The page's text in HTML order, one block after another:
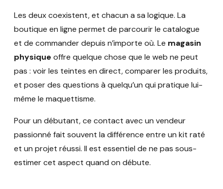
Les deux coexistent, et chacun a sa logique. La
boutique en ligne permet de parcourir le catalogue
et de commander depuis n’importe où. Le magasin
physique offre quelque chose que le web ne peut
pas : voir les teintes en direct, comparer les produits,
et poser des questions à quelqu’un qui pratique lui-
même le maquettisme.
Pour un débutant, ce contact avec un vendeur
passionné fait souvent la différence entre un kit raté
et un projet réussi. Il est essentiel de ne pas sous-
estimer cet aspect quand on débute.